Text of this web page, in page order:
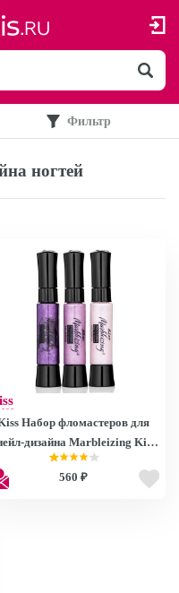
Фильтр
ногтей
Набор фломастеров для
дизайна Marbleizing Kit
MBL02
560 ₽